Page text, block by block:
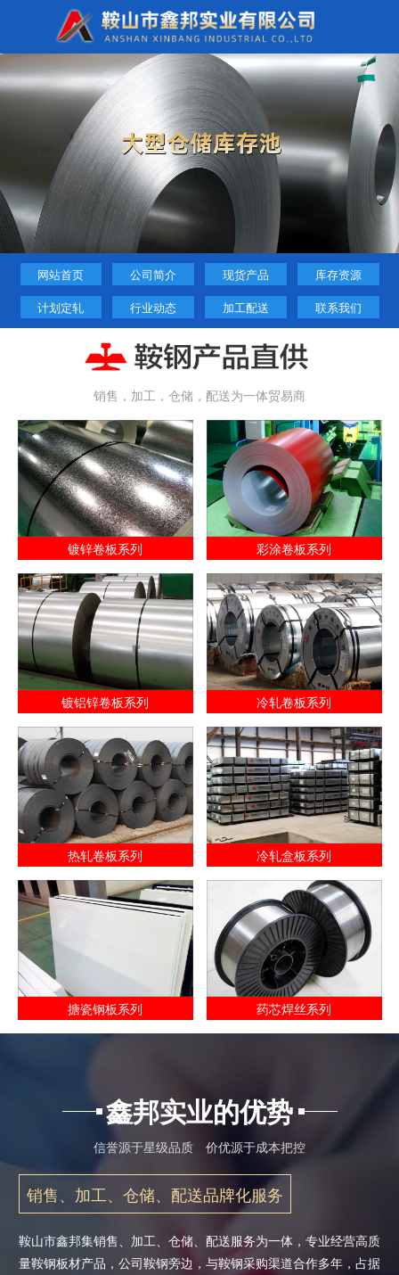
网站首页 公司简介 现货产品
库存资源
计划定轧
行业动态 加工配送 联系我们
销售，加工，仓储，配送为一体贸易商
镀锌卷板系列 彩涂卷板系列
镀铝锌卷板系列 冷轧卷板系列
热轧卷板系列 冷轧盒板系列
搪瓷钢板系列 药芯焊丝系列
鑫邦实业的优势
信誉源于星级品质 价优源于成本把控
销售、加工、仓储、配送品牌化服务
鞍山市鑫邦集销售、加工、仓储、配送服务为一体，专业经营高质
量鞍钢板材产品，公司鞍钢旁边，与鞍钢采购渠道合作多年，占据